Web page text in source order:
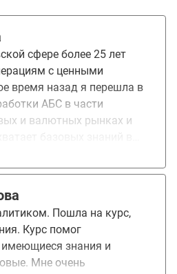
сфере более 25 лет
с ценными
время назад я перешла в
АБС в части
и валютных рынках и
выбирала долго,
Для меня важно было,
были практикующими
знаний. Я посетила
вебинара от OTUS и
на которой хочу
Пошла на курс,
Курс помог
имеющиеся знания и
очень